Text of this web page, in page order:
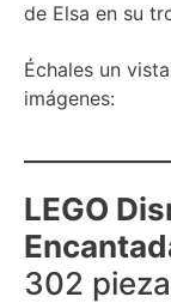
de Elsa en su
Échales un
imágenes:
LEGO
302